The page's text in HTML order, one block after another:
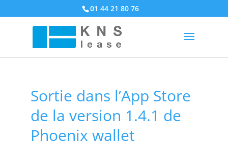
01 44 21 80 76
Sortie dans l’App Store
de la version 1.4.1 de
Phoenix wallet